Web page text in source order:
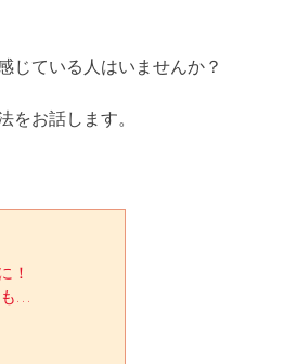
じている人はいませんか？
をお話します。
！
…